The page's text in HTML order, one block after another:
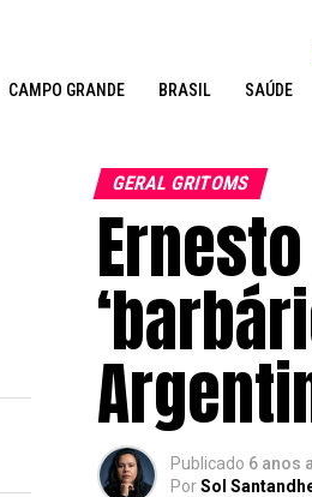
CAMPO GRANDE BRASIL SAÚDE
GERAL GRITOMS
Publicado 6 anos
PorSol